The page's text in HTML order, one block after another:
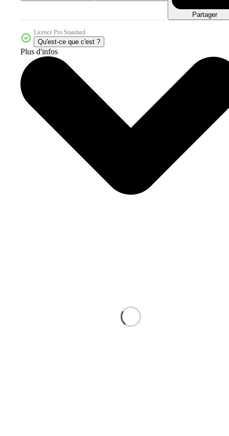
Partager
Licence Pro Standard
Qu'est-ce que c'est ?
Plus d'infos